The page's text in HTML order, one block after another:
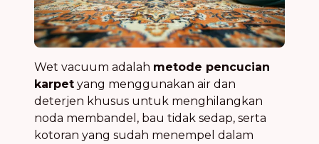
Wet vacuum adalah metode pencucian
karpet yang menggunakan air dan
deterjen khusus untuk menghilangkan
noda membandel, bau tidak sedap, serta
kotoran yang sudah menempel dalam